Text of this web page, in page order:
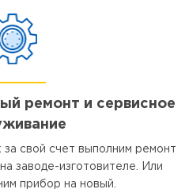
ремонт и сервисное
свой счет выполним ремонт
заводе-изготовителе. Или
прибор на новый.